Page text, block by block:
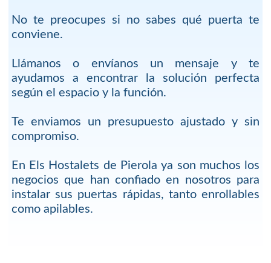
No te preocupes si no sabes qué puerta te
conviene.
Llámanos o envíanos un mensaje y te
ayudamos a encontrar la solución perfecta
según el espacio y la función.
Te enviamos un presupuesto ajustado y sin
compromiso.
En Els Hostalets de Pierola ya son muchos los
negocios que han confiado en nosotros para
instalar sus puertas rápidas, tanto enrollables
como apilables.